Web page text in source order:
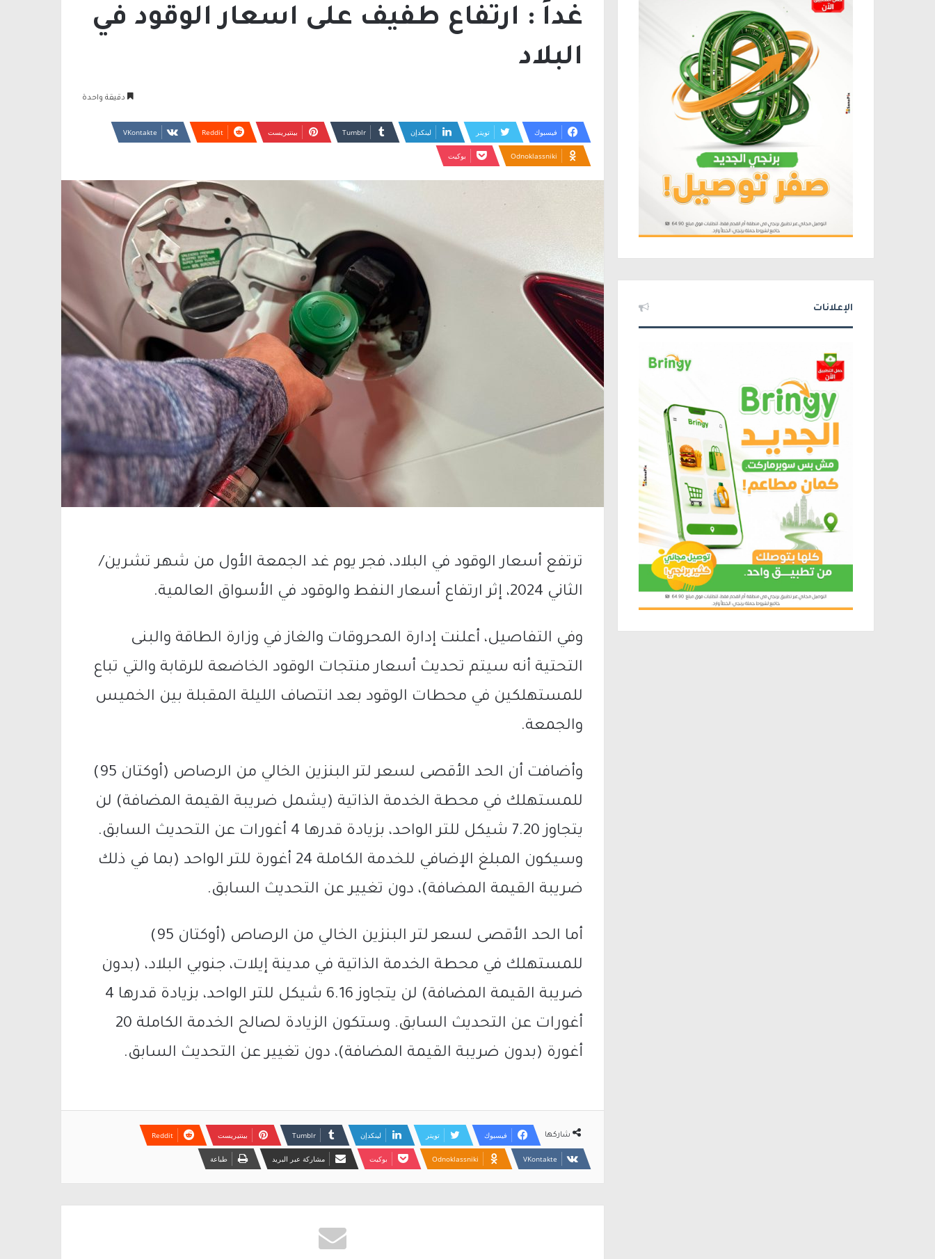
غداً : ارتفاع طفيف على اسعار الوقود في
البلاد
دقيقة واحدة
فيسبوك تويتر لينكدإن بينتيريست
Odnoklassniki بوكيت
ترتفع أسعار الوقود في البلاد، فجر يوم غد الجمعة الأول من شهر تشرين/
الثاني 2024، إثر ارتفاع أسعار النفط والوقود في الأسواق العالمية.
وفي التفاصيل، أعلنت إدارة المحروقات والغاز في وزارة الطاقة والبنى
التحتية أنه سيتم تحديث أسعار منتجات الوقود الخاضعة للرقابة والتي تباع
للمستهلكين في محطات الوقود بعد انتصاف الليلة المقبلة بين الخميس
والجمعة.
وأضافت أن الحد الأقصى لسعر لتر البنزين الخالي من الرصاص (أوكتان 95)
للمستهلك في محطة الخدمة الذاتية (يشمل ضريبة القيمة المضافة) لن
يتجاوز 7.20 شيكل للتر الواحد، بزيادة قدرها 4 أغورات عن التحديث السابق.
وسيكون المبلغ الإضافي للخدمة الكاملة 24 أغورة للتر الواحد (بما في ذلك
ضريبة القيمة المضافة)، دون تغيير عن التحديث السابق.
أما الحد الأقصى لسعر لتر البنزين الخالي من الرصاص (أوكتان 95)
للمستهلك في محطة الخدمة الذاتية في مدينة إيلات، جنوبي البلاد، (بدون
ضريبة القيمة المضافة) لن يتجاوز 6.16 شيكل للتر الواحد، بزيادة قدرها 4
أغورات عن التحديث السابق. وستكون الزيادة لصالح الخدمة الكاملة 20
أغورة (بدون ضريبة القيمة المضافة)، دون تغيير عن التحديث السابق.
شاركها فيسبوك تويتر لينكدإن بينتيريست
Odnoklassniki بوكيت مشاركة عبر البريد طباعة
الإعلانات